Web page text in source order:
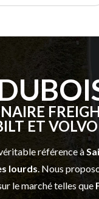
ET
référence à
lourds. Nous
le marché telles que